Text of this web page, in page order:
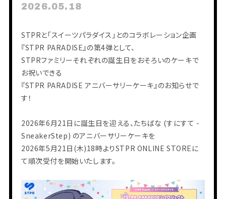
SCHEDULE
PROFILE
VIDEO
DISCOGRAPHY
2026.05.18
STPRと「スイーツパラダイス」とのコラボレーション企画
『STPR PARADISE』の第4弾として、
STPRファミリーそれぞれの誕生日をおそろいのケーキで
お祝いできる
『STPR PARADISE アニバーサリーケーキ』のお知らせで
す！
2026年6月21日に誕生日を迎える、たちばな (すにすて -
SneakerStep) のアニバーサリーケーキを
2026年5月21日(木)18時よりSTPR ONLINE STOREに
て順次受付を開始いたします。